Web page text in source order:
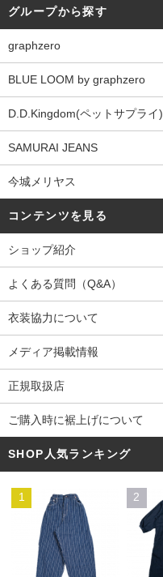
グループから探す
graphzero
BLUE LOOM by graphzero
D.D.Kingdom(ペットサプライ)
SAMURAI JEANS
今城メリヤス
コンテンツを見る
ショップ紹介
よくある質問（Q&A）
衣装協力について
メディア掲載情報
正規取扱店
ご購入時に裾上げについて
SHOP人気ランキング
1 2